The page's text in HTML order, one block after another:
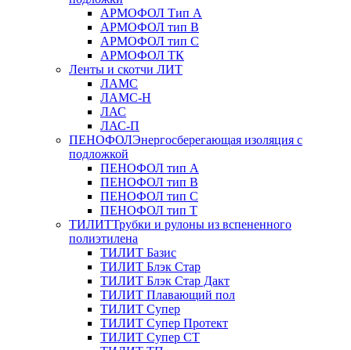
АРМОФОЛ Тип А
АРМОФОЛ тип В
АРМОФОЛ тип C
АРМОФОЛ ТК
Ленты и скотчи ЛИТ
ЛАМС
ЛАМС-Н
ЛАС
ЛАС-П
ПЕНОФОЛЭнергосберегающая изоляция с
подложкой
ПЕНОФОЛ тип А
ПЕНОФОЛ тип B
ПЕНОФОЛ тип C
ПЕНОФОЛ тип T
ТИЛИТТрубки и рулоны из вспененного
полиэтилена
ТИЛИТ Базис
ТИЛИТ Блэк Стар
ТИЛИТ Блэк Стар Дакт
ТИЛИТ Плавающий пол
ТИЛИТ Супер
ТИЛИТ Супер Протект
ТИЛИТ Супер СТ